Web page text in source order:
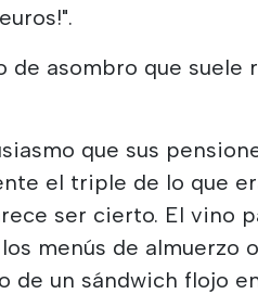
asombro que suele
que sus
el triple de lo que
ser cierto. El vino
menús de almuerzo
de un sándwich flojo